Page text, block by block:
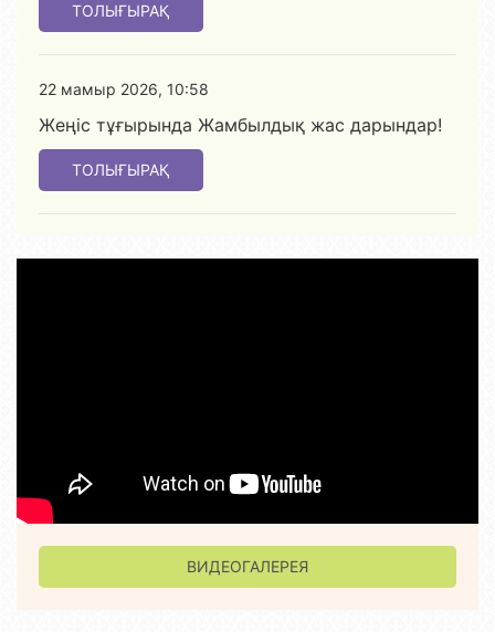
ТОЛЫҒЫРАҚ
22 мамыр 2026, 10:58
Жеңіс тұғырында Жамбылдық жас дарындар!
ТОЛЫҒЫРАҚ
ВИДЕОГАЛЕРЕЯ